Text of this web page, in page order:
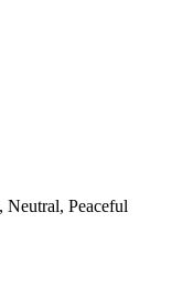
Neutral, Peaceful